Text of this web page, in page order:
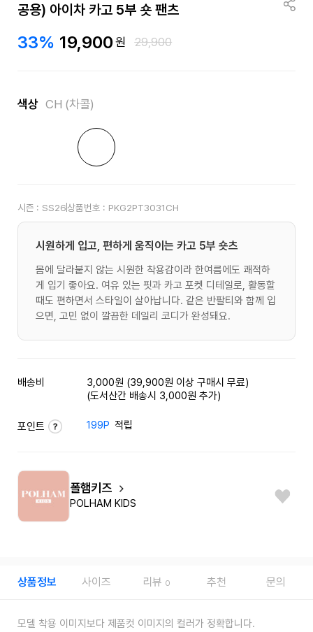
공용) 아이차 카고 5부 숏 팬츠
33% 19,900원 29,900
색상 CH (차콜)
시즌 : SS26상품번호 : PKG2PT3031CH
시원하게 입고, 편하게 움직이는 카고 5부 숏츠
몸에 달라붙지 않는 시원한 착용감이라 한여름에도 쾌적하
게 입기 좋아요. 여유 있는 핏과 카고 포켓 디테일로, 활동할
때도 편하면서 스타일이 살아납니다. 같은 반팔티와 함께 입
으면, 고민 없이 깔끔한 데일리 코디가 완성돼요.
배송비
3,000원 (39,900원 이상 구매시 무료)
(도서산간 배송시 3,000원 추가)
포인트 199P 적립
폴햄키즈
POLHAM KIDS
상품정보 사이즈 리뷰 0 추천 문의
모델 착용 이미지보다 제품컷 이미지의 컬러가 정확합니다.